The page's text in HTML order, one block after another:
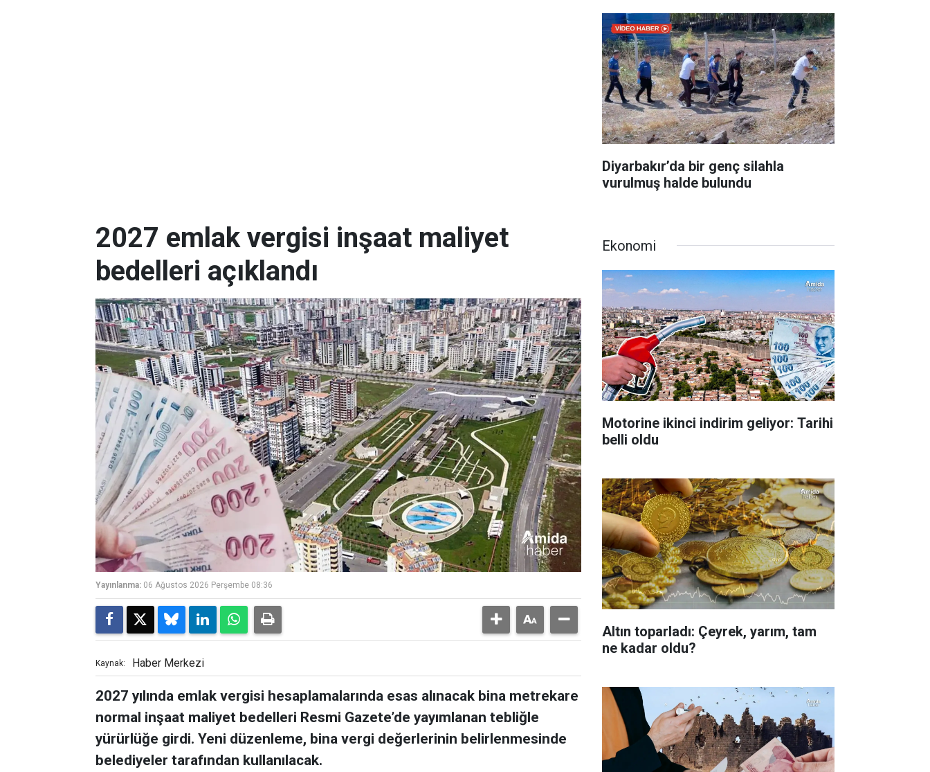
Diyarbakır’da bir genç silahla
vurulmuş halde bulundu
2027 emlak vergisi inşaat maliyet
bedelleri açıklandı
Yayınlanma: 06 Ağustos 2026 Perşembe 08:36
Kaynak: Haber Merkezi
2027 yılında emlak vergisi hesaplamalarında esas alınacak bina metrekare
normal inşaat maliyet bedelleri Resmi Gazete’de yayımlanan tebliğle
yürürlüğe girdi. Yeni düzenleme, bina vergi değerlerinin belirlenmesinde
belediyeler tarafından kullanılacak.
Ekonomi
Motorine ikinci indirim geliyor: Tarihi
belli oldu
Altın toparladı: Çeyrek, yarım, tam
ne kadar oldu?